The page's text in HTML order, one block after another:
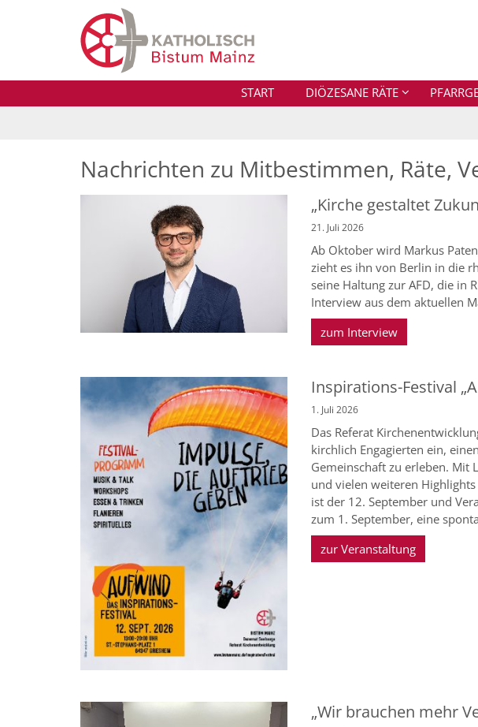
START DIÖZESANE RÄTE
Nachrichten zu Mitbestimmen, Räte,
„Kirche gestaltet
21. Juli 2026
Ab Oktober wird Markus
zieht es ihn von Berlin in die
seine Haltung zur AFD, die in
Interview aus dem aktuellen
zum Interview
Inspirations-Festival
1. Juli 2026
Das Referat
kirchlich Engagierten ein,
Gemeinschaft zu erleben. Mit
und vielen weiteren
ist der 12. September und
zum 1. September, eine
zur Veranstaltung
„Wir brauchen mehr